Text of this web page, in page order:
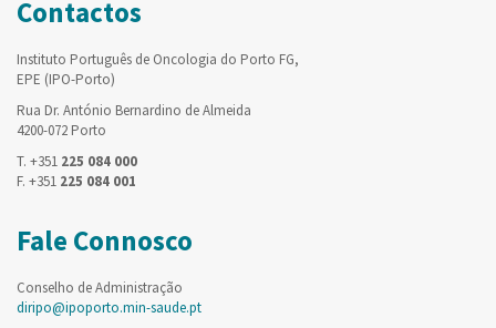
Contactos
Instituto Português de Oncologia do Porto FG,
EPE (IPO-Porto)
Rua Dr. António Bernardino de Almeida
4200-072 Porto
T. +351 225 084 000
F. +351 225 084 001
Fale Connosco
Conselho de Administração
diripo@ipoporto.min-saude.pt